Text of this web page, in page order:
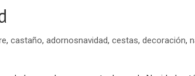
, castaño, adornosnavidad, cestas, decoración,